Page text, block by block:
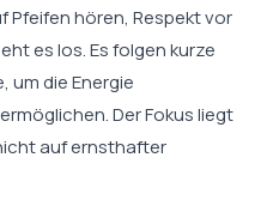
Pfeifen hören, Respekt vor
es los. Es folgen kurze
um die Energie
Der Fokus liegt
auf ernsthafter